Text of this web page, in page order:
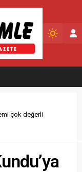
çok değerli